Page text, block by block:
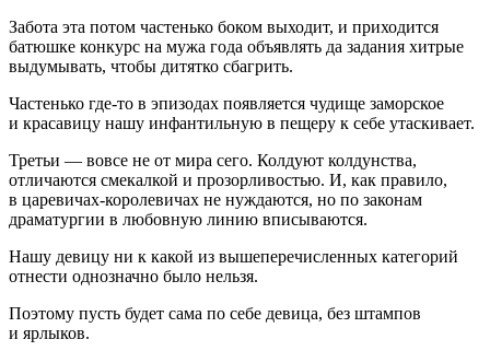
Забота эта потом частенько боком выходит, и приходится
батюшке конкурс на мужа года объявлять да задания хитрые
выдумывать, чтобы дитятко сбагрить.
Частенько где-то в эпизодах появляется чудище заморское
и красавицу нашу инфантильную в пещеру к себе утаскивает.
Третьи — вовсе не от мира сего. Колдуют колдунства,
отличаются смекалкой и прозорливостью. И, как правило,
в царевичах-королевичах не нуждаются, но по законам
драматургии в любовную линию вписываются.
Нашу девицу ни к какой из вышеперечисленных категорий
отнести однозначно было нельзя.
Поэтому пусть будет сама по себе девица, без штампов
и ярлыков.